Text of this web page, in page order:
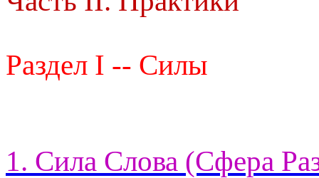
Раздел I -- Силы
1. Сила Слова (Сфера